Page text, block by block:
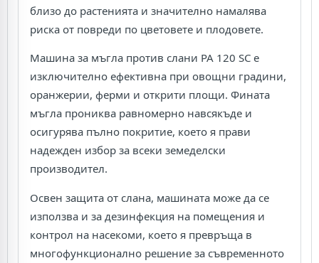
близо до растенията и значително намалява
риска от повреди по цветовете и плодовете.
Машина за мъгла против слани PA 120 SC е
изключително ефективна при овощни градини,
оранжерии, ферми и открити площи. Фината
мъгла прониква равномерно навсякъде и
осигурява пълно покритие, което я прави
надежден избор за всеки земеделски
производител.
Освен защита от слана, машината може да се
използва и за дезинфекция на помещения и
контрол на насекоми, което я превръща в
многофункционално решение за съвременното